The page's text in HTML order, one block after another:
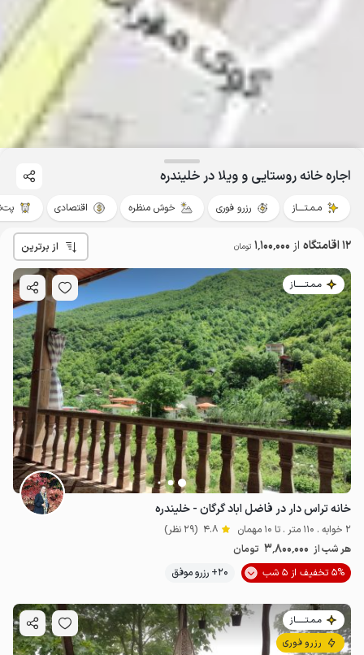
اجاره خانه روستایی و ویلا در خلیندره
مـمـتــــاز رزرو فوری خوش منظره اقتصادی
12 اقامتگاه از 1٬100٬000 تومان از برترین
مـمـتــــــاز
خانه تراس دار در فاضل اباد گرگان - خلیندره
2 خوابه . 110 متر . تا 10 مهمان 4.8 (29 نظر)
هر شب از 3٬800٬000 تومان
5% تخفیف از 5 شب
20+ رزرو موفق
مـمـتــــــاز
رزرو فوری